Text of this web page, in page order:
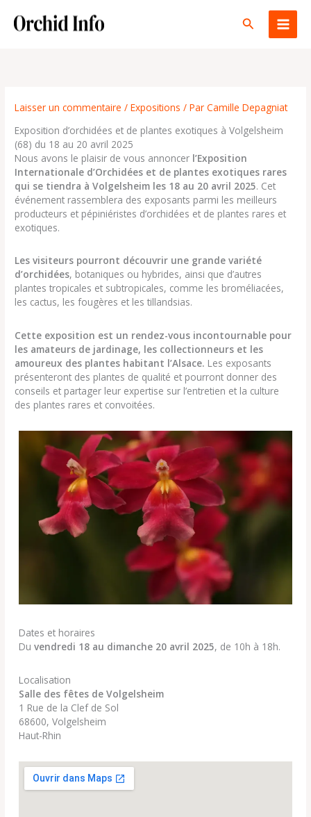
contenu
Rechercher
Laisser un commentaire /Expositions / ParCamille Depagniat
Exposition d’orchidées et de plantes exotiques à Volgelsheim
(68) du 18 au 20 avril 2025
Nous avons le plaisir de vous annoncer l’Exposition
Internationale d’Orchidées et de plantes exotiques rares
qui se tiendra à Volgelsheim les 18 au 20 avril 2025. Cet
événement rassemblera des exposants parmi les meilleurs
producteurs et pépiniéristes d’orchidées et de plantes rares et
exotiques.
Les visiteurs pourront découvrir une grande variété
d’orchidées, botaniques ou hybrides, ainsi que d’autres
plantes tropicales et subtropicales, comme les broméliacées,
les cactus, les fougères et les tillandsias.
Cette exposition est un rendez-vous incontournable pour
les amateurs de jardinage, les collectionneurs et les
amoureux des plantes habitant l’Alsace. Les exposants
présenteront des plantes de qualité et pourront donner des
conseils et partager leur expertise sur l’entretien et la culture
des plantes rares et convoitées.
Dates et horaires
Duvendredi 18 au dimanche 20 avril 2025, de 10h à 18h.
Localisation
Salle des fêtes de Volgelsheim
1 Rue de la Clef de Sol
68600, Volgelsheim
Haut-Rhin